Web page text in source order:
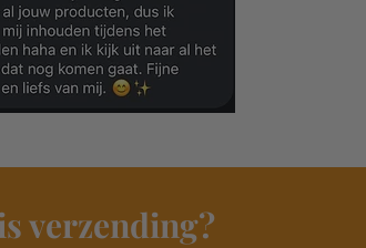
verzending?